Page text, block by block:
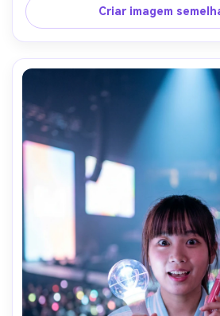
humorístico, tons de pele
resolução-AR
Criar imagem